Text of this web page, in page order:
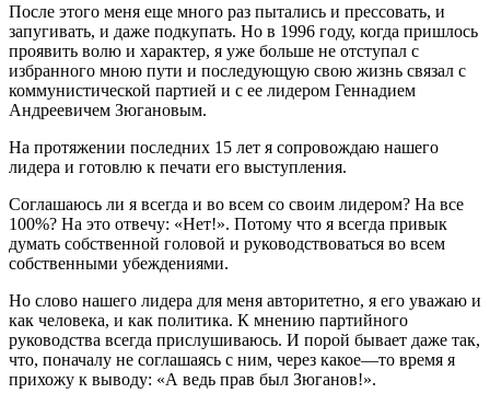
После этого меня еще много раз пытались и прессовать, и
запугивать, и даже подкупать. Но в 1996 году, когда пришлось
проявить волю и характер, я уже больше не отступал с
избранного мною пути и последующую свою жизнь связал с
коммунистической партией и с ее лидером Геннадием
Андреевичем Зюгановым.
На протяжении последних 15 лет я сопровождаю нашего
лидера и готовлю к печати его выступления.
Соглашаюсь ли я всегда и во всем со своим лидером? На все
100%? На это отвечу: «Нет!». Потому что я всегда привык
думать собственной головой и руководствоваться во всем
собственными убеждениями.
Но слово нашего лидера для меня авторитетно, я его уважаю и
как человека, и как политика. К мнению партийного
руководства всегда прислушиваюсь. И порой бывает даже так,
что, поначалу не соглашаясь с ним, через какое—то время я
прихожу к выводу: «А ведь прав был Зюганов!».